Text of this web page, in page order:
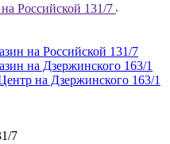
Российской 131/7
на Российской 131/7
на Дзержинского 163/1
на Дзержинского 163/1
7